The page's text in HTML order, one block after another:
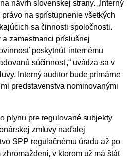
návrh slovenskej strany. „Interný
na sprístupnenie všetkých
sa činnosti spoločnosti.
zamestnanci príslušnej
poskytnúť internému
súčinnosť,“ uvádza sa v
Interný audítor bude primárne
predstavenstva nominovanými
plynu pre regulované subjekty
zmluvy naďalej
SPP regulačnému úradu až po
v ktorom už má štát